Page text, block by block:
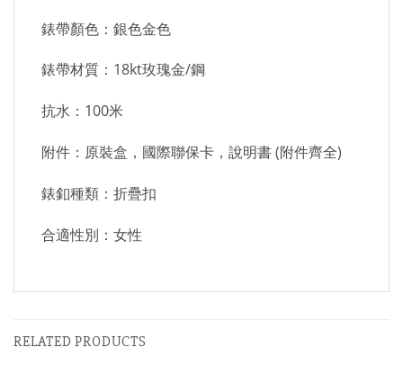
錶帶顏色：銀色金色
錶帶材質：18kt玫瑰金/鋼
抗水：100米
附件：原裝盒，國際聯保卡，說明書 (附件齊全)
錶釦種類：折疊扣
合適性別：女性
RELATED PRODUCTS